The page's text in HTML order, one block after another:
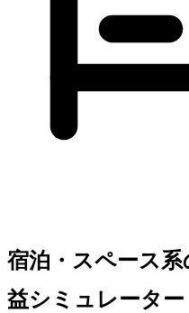
宿泊・スペース
益シミュレーター